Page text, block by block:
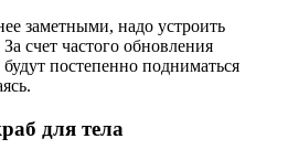
заметными, надо устроить
счет частого обновления
постепенно подниматься
для тела